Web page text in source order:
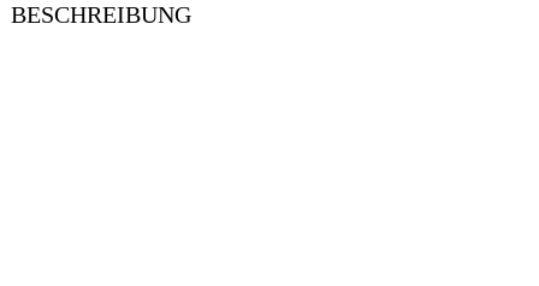
BESCHREIBUNG